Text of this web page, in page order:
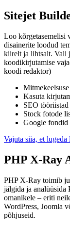
Sitejet
Loo kõrgetasemelisi
disainerite loodud
kiirelt ja lihtsalt. Vali
koodikirjutamise
koodi redaktor)
Kasuta
SEO tööriistad
Stock fotode
Google fondid
Vajuta siia, et
PHP X-Ray
PHP X-Ray toimib
jälgida ja analüüsida
omanikele – eriti
WordPress, Joomla
põhjuseid.